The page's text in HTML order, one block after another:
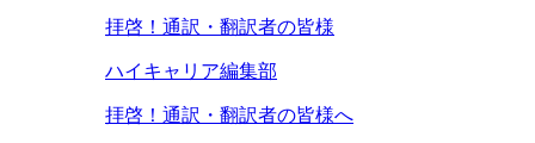
拝啓！通訳・翻訳者の皆様
ハイキャリア編集部
拝啓！通訳・翻訳者の皆様へ